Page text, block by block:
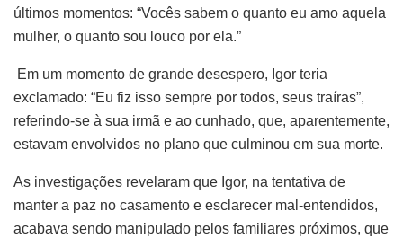
últimos momentos: “Vocês sabem o quanto eu amo aquela
mulher, o quanto sou louco por ela.”
Em um momento de grande desespero, Igor teria
exclamado: “Eu fiz isso sempre por todos, seus traíras”,
referindo-se à sua irmã e ao cunhado, que, aparentemente,
estavam envolvidos no plano que culminou em sua morte.
As investigações revelaram que Igor, na tentativa de
manter a paz no casamento e esclarecer mal-entendidos,
acabava sendo manipulado pelos familiares próximos, que